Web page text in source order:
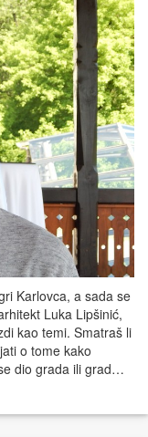
Karlovca, a sada se
Luka Lipšinić,
kao temi. Smatraš li
o tome kako
dio grada ili grad…